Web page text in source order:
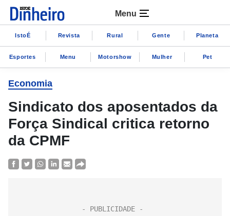
Menu
IstoÉ Revista Rural Gente Planeta
Esportes Menu Motorshow Mulher Pet
Economia
Sindicato dos aposentados da
Força Sindical critica retorno
da CPMF